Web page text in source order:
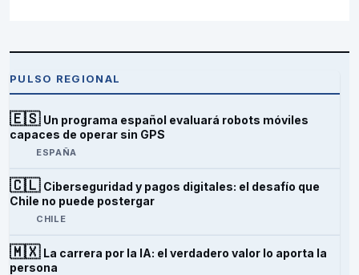
PULSO REGIONAL
🇪🇸 Un programa español evaluará robots móviles
capaces de operar sin GPS
ESPAÑA
🇨🇱 Ciberseguridad y pagos digitales: el desafío que
Chile no puede postergar
CHILE
🇲🇽 La carrera por la IA: el verdadero valor lo aporta la
persona